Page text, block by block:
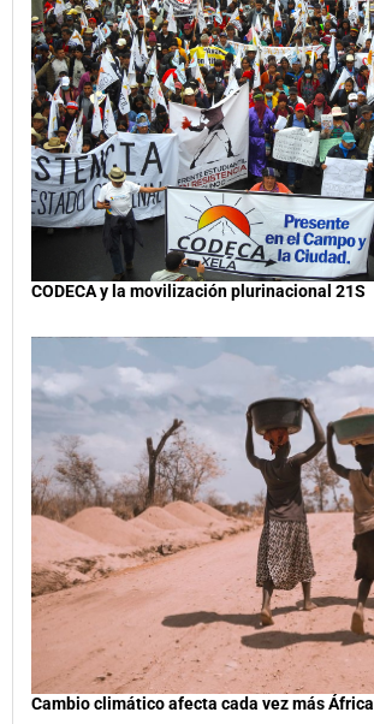
CODECA y la movilización plurinacional 21S
Cambio climático afecta cada vez más África